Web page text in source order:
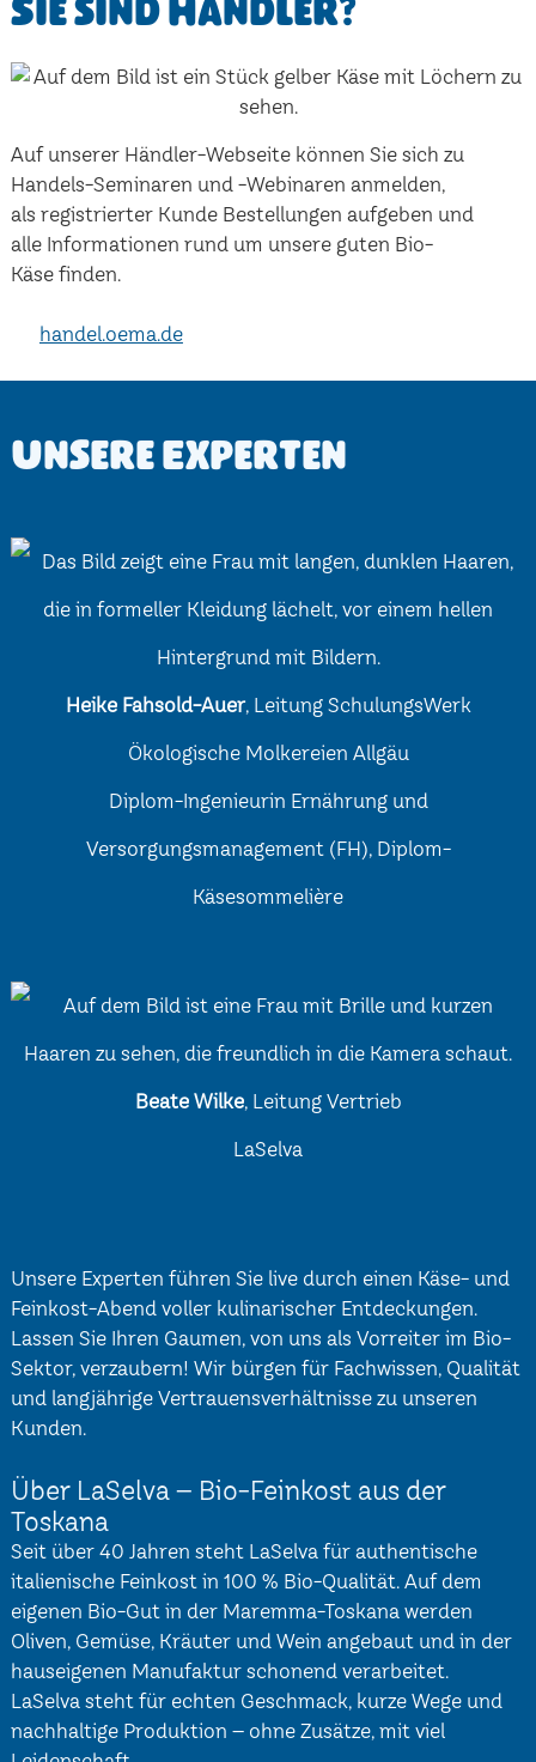
Sie sind Händler?
Auf unserer Händler-Webseite können Sie sich zu
Handels-Seminaren und -Webinaren anmelden,
als registrierter Kunde Bestellungen aufgeben und
alle Informationen rund um unsere guten Bio-
Käse finden.
handel.oema.de
Unsere Experten
Heike Fahsold-Auer, Leitung SchulungsWerk
Ökologische Molkereien Allgäu
Diplom-Ingenieurin Ernährung und
Versorgungsmanagement (FH), Diplom-
Käsesommelière
Beate Wilke, Leitung Vertrieb
LaSelva
Unsere Experten führen Sie live durch einen Käse- und
Feinkost-Abend voller kulinarischer Entdeckungen.
Lassen Sie Ihren Gaumen, von uns als Vorreiter im Bio-
Sektor, verzaubern! Wir bürgen für Fachwissen, Qualität
und langjährige Vertrauensverhältnisse zu unseren
Kunden.
Über LaSelva – Bio-Feinkost aus der
Toskana
Seit über 40 Jahren steht LaSelva für authentische
italienische Feinkost in 100 % Bio-Qualität. Auf dem
eigenen Bio-Gut in der Maremma-Toskana werden
Oliven, Gemüse, Kräuter und Wein angebaut und in der
hauseigenen Manufaktur schonend verarbeitet.
LaSelva steht für echten Geschmack, kurze Wege und
nachhaltige Produktion – ohne Zusätze, mit viel